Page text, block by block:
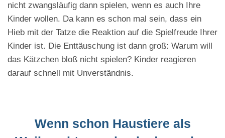
nicht zwangsläufig dann spielen, wenn es auch Ihre
Kinder wollen. Da kann es schon mal sein, dass ein
Hieb mit der Tatze die Reaktion auf die Spielfreude Ihrer
Kinder ist. Die Enttäuschung ist dann groß: Warum will
das Kätzchen bloß nicht spielen? Kinder reagieren
darauf schnell mit Unverständnis.
Wenn schon Haustiere als